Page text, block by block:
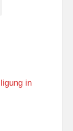
in